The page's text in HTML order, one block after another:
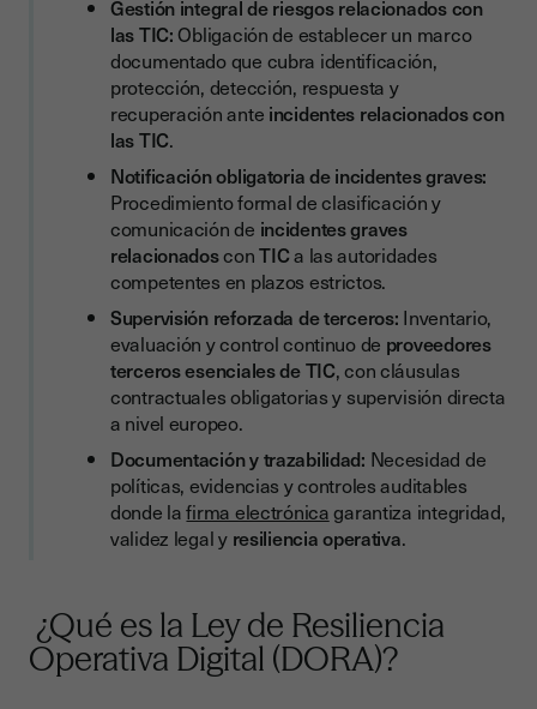
Mejores prácticas para cumplir con la DORA en España
1. Evaluación inicial (gap analysis)
2. Gobernanza clara
3. Documentación y trazabilidad
4. Gestión contractual robusta
5. Formación interna
Checklist práctico de cumplimiento DORA
El papel de la firma electrónica en el cumplimiento de la
Conclusión: DORA como oportunidad estratégica
Gestión integral de riesgos relacionados con
las TIC: Obligación de establecer un marco
documentado que cubra identificación,
protección, detección, respuesta y
recuperación ante incidentes relacionados con
las TIC.
Notificación obligatoria de incidentes graves:
Procedimiento formal de clasificación y
comunicación de incidentes graves
relacionadosconTICa las autoridades
competentes en plazos estrictos.
Supervisión reforzada de terceros: Inventario,
evaluación y control continuo de proveedores
terceros esenciales de TIC, con cláusulas
contractuales obligatorias y supervisión directa
a nivel europeo.
Documentación y trazabilidad: Necesidad de
políticas, evidencias y controles auditables
donde lafirma electrónicagarantiza integridad,
validez legal y resiliencia operativa.
¿Qué es la Ley de Resiliencia
Operativa Digital (DORA)?